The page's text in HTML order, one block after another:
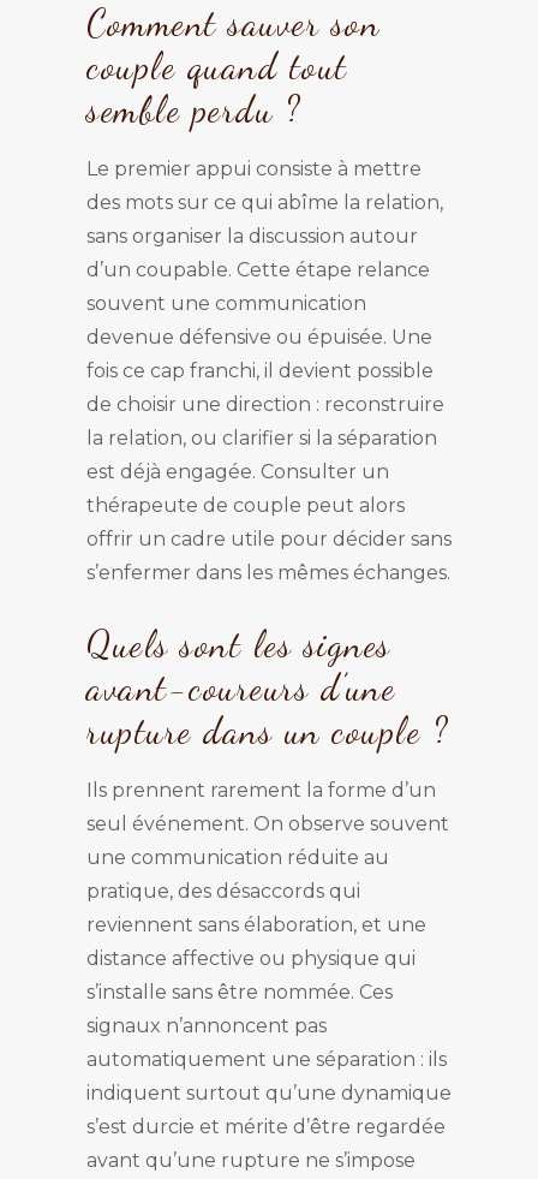
Comment sauver son
couple quand tout
semble perdu ?
Le premier appui consiste à mettre
des mots sur ce qui abîme la relation,
sans organiser la discussion autour
d’un coupable. Cette étape relance
souvent une communication
devenue défensive ou épuisée. Une
fois ce cap franchi, il devient possible
de choisir une direction : reconstruire
la relation, ou clarifier si la séparation
est déjà engagée. Consulter un
thérapeute de couple peut alors
offrir un cadre utile pour décider sans
s’enfermer dans les mêmes échanges.
Quels sont les signes
avant-coureurs d’une
rupture dans un couple ?
Ils prennent rarement la forme d’un
seul événement. On observe souvent
une communication réduite au
pratique, des désaccords qui
reviennent sans élaboration, et une
distance affective ou physique qui
s’installe sans être nommée. Ces
signaux n’annoncent pas
automatiquement une séparation : ils
indiquent surtout qu’une dynamique
s’est durcie et mérite d’être regardée
avant qu’une rupture ne s’impose